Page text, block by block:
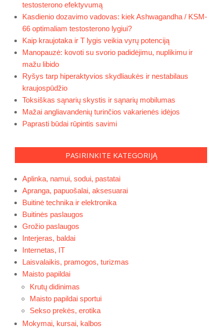
testosterono efektyvumą
Kasdienio dozavimo vadovas: kiek Ashwagandha / KSM-
66 optimaliam testosterono lygiui?
Kaip kraujotaka ir T lygis veikia vyrų potenciją
Manopauzė: kovoti su svorio padidėjimu, nuplikimu ir
mažu libido
Ryšys tarp hiperaktyvios skydliaukės ir nestabilaus
kraujospūdžio
Toksiškas sąnarių skystis ir sąnarių mobilumas
Mažai angliavandenių turinčios vakarienės idėjos
Paprasti būdai rūpintis savimi
PASIRINKITE KATEGORIJĄ
Aplinka, namui, sodui, pastatai
Apranga, papuošalai, aksesuarai
Buitinė technika ir elektronika
Buitinės paslaugos
Grožio paslaugos
Interjeras, baldai
Internetas, IT
Laisvalaikis, pramogos, turizmas
Maisto papildai
Krutų didinimas
Maisto papildai sportui
Sekso prekės, erotika
Mokymai, kursai, kalbos